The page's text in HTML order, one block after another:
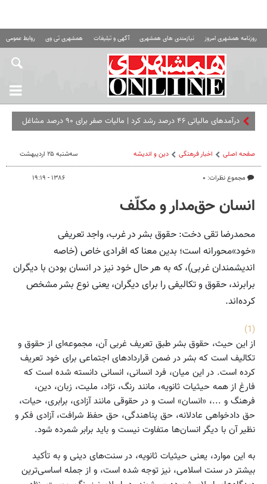
روزنامه همشهری امروز نیازمندی های همشهری آگهی و تبلیغات همشهری تی وی روابط عمومی
صفحه اصلی اخبار فرهنگی دین و اندیشه
مجموع نظرات: ۰
سه‌شنبه ۲۵ اردیبهشت
۱۳۸۶ - ۱۹:۱۹
انسان حق‌مدار و مکلّف
محمد‌رضا تقی دخت: حقوق بشر در غرب، واجد تعریفی
«خود»محورانه است؛ بدین معنا که افرادی خاص (خاصه
اندیشمندان غربی)، که به هر حال خود نیز در انسان بودن با دیگران
برابرند، حقوق و تکالیفی را برای دیگران، یعنی نوع بشر مشخص
کرده‌اند.
(1)
از این حیث، حقوق بشر طبق تعریف غربی آن، مجموعه‌ای از حقوق و
تکالیف است که بشر در ضمن قراردادهای اجتماعی برای خود تعریف
کرده است. در این میان، فرد انسانی، انسانی دانسته شده است که
فارغ از همه حیثیات ثانویه، مانند رنگ، نژاد، ملیت، زبان، دین،
فرهنگ و ...، «انسان» است و در حقوقی مانند آزادی، برابری، حیات،
حق دادخواهی عادلانه، حق پناهندگی، حق حفظ شرافت، آزادی فکر و
نظیر آن با دیگر انسان‌ها متفاوت نیست و باید برابر شمرده شود.
به این موارد، یعنی حیثیات ثانویه، در سنت‌های دینی و به تأکید
بیشتر در سنت اسلامی، نیز توجه شده است، و از جمله اساسی‌ترین